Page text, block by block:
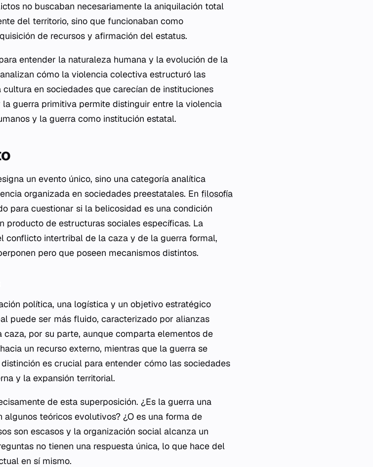
no buscaban necesariamente la aniquilación total
del territorio, sino que funcionaban como
de recursos y afirmación del estatus.
entender la naturaleza humana y la evolución de la
cómo la violencia colectiva estructuró las
en sociedades que carecían de instituciones
guerra primitiva permite distinguir entre la violencia
y la guerra como institución estatal.
un evento único, sino una categoría analítica
organizada en sociedades preestatales. En filosofía
para cuestionar si la belicosidad es una condición
producto de estructuras sociales específicas. La
conflicto intertribal de la caza y de la guerra formal,
pero que poseen mecanismos distintos.
política, una logística y un objetivo estratégico
puede ser más fluido, caracterizado por alianzas
por su parte, aunque comparta elementos de
un recurso externo, mientras que la guerra se
es crucial para entender cómo las sociedades
y la expansión territorial.
de esta superposición. ¿Es la guerra una
teóricos evolutivos? ¿O es una forma de
son escasos y la organización social alcanza un
no tienen una respuesta única, lo que hace del
en sí mismo.